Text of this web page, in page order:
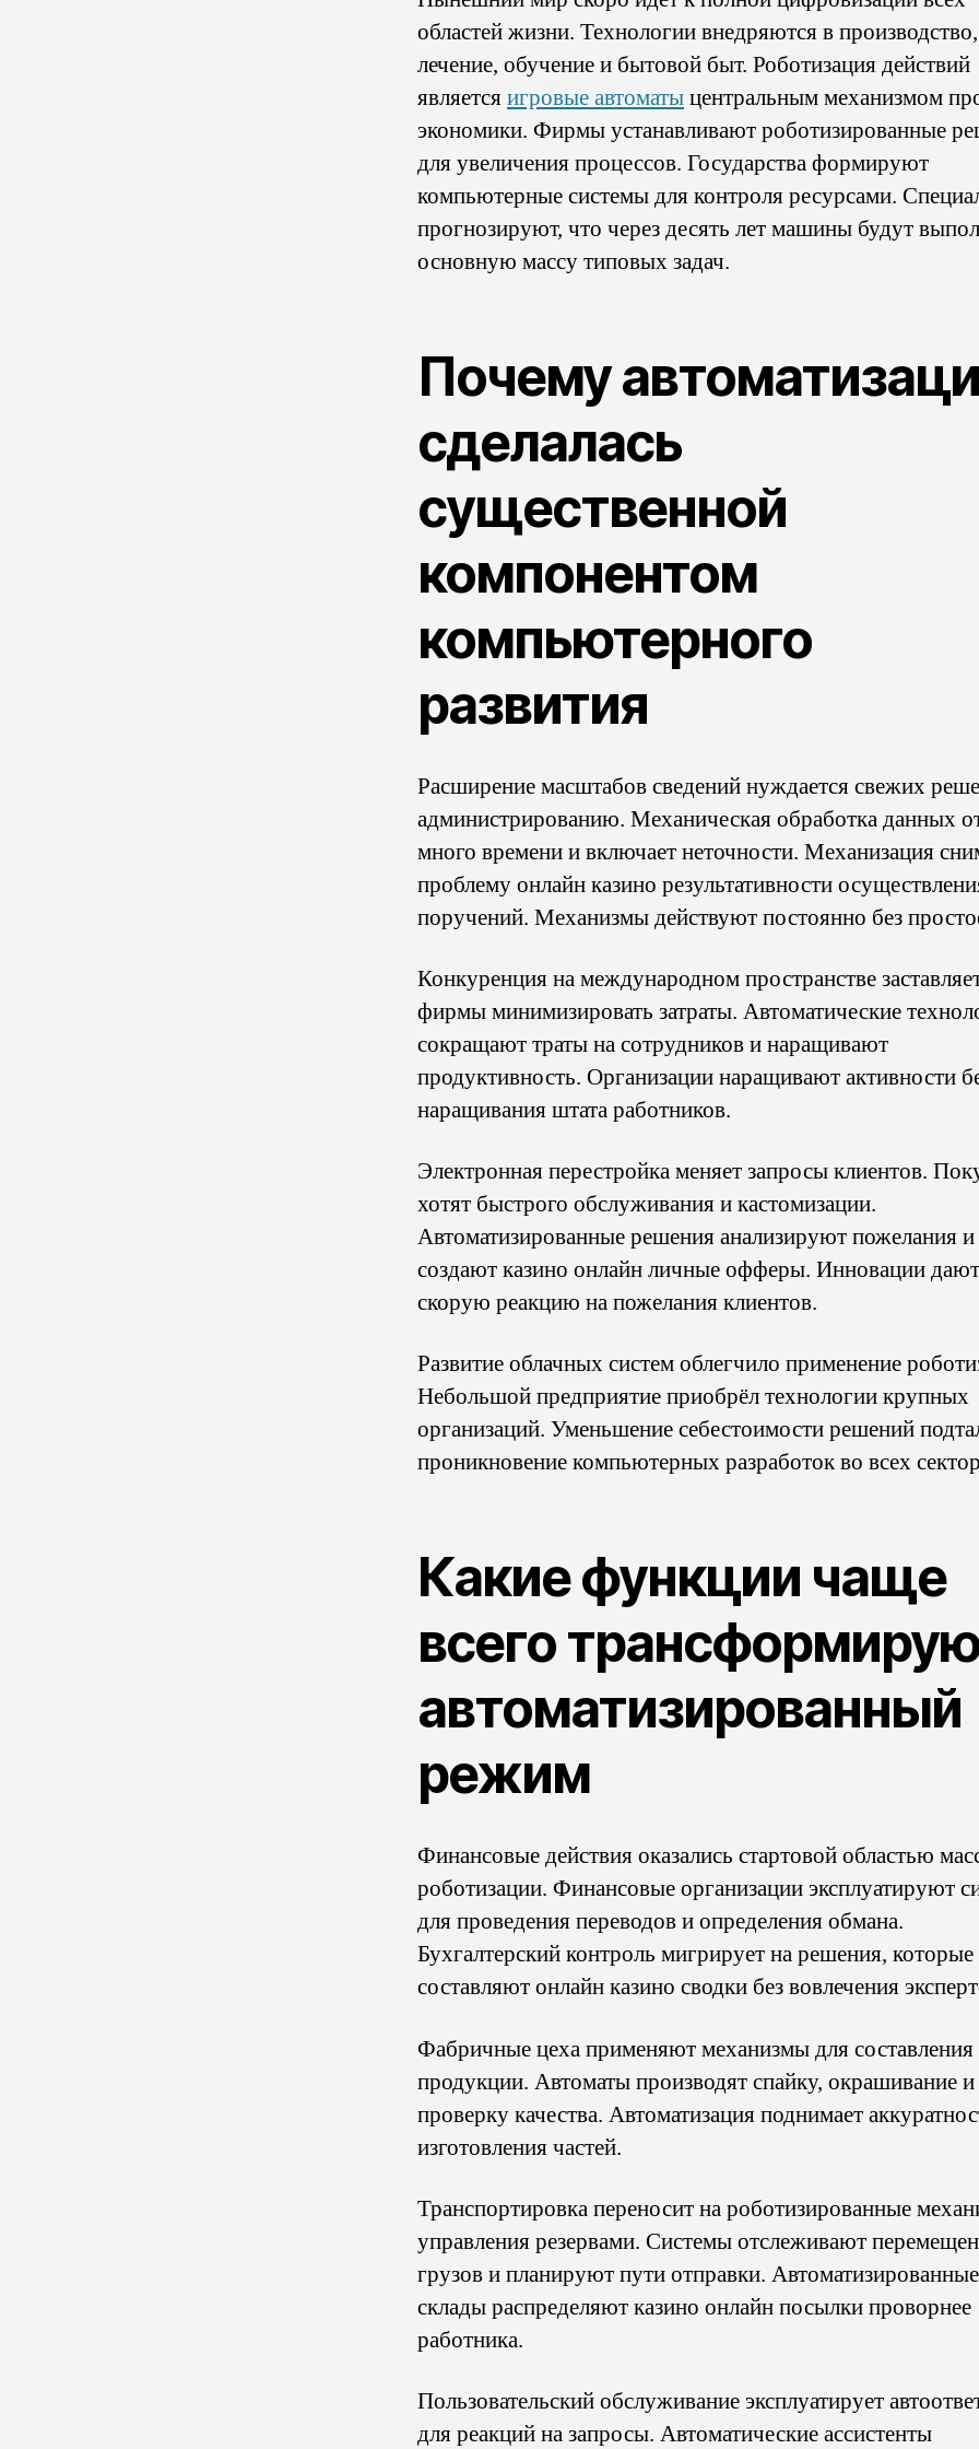
областей жизни. Технологии внедряются в производство,
лечение, обучение и бытовой быт. Роботизация действий
являетсяигровые автоматыцентральным механизмом
экономики. Фирмы устанавливают роботизированные
для увеличения процессов. Государства формируют
компьютерные системы для контроля ресурсами.
прогнозируют, что через десять лет машины будут
основную массу типовых задач.
Почему
сделалась
существенной
компонентом
компьютерного
развития
Расширение масштабов сведений нуждается свежих
администрированию. Механическая обработка данных
много времени и включает неточности. Механизация
проблему онлайн казино результативности
поручений. Механизмы действуют постоянно без
Конкуренция на международном пространстве
фирмы минимизировать затраты. Автоматические
сокращают траты на сотрудников и наращивают
продуктивность. Организации наращивают активности
наращивания штата работников.
Электронная перестройка меняет запросы клиентов.
хотят быстрого обслуживания и кастомизации.
Автоматизированные решения анализируют пожелания и
создают казино онлайн личные офферы. Инновации дают
скорую реакцию на пожелания клиентов.
Развитие облачных систем облегчило применение
Небольшой предприятие приобрёл технологии крупных
организаций. Уменьшение себестоимости решений
проникновение компьютерных разработок во всех
Какие функции чаще
всего
автоматизированный
режим
Финансовые действия оказались стартовой областью
роботизации. Финансовые организации эксплуатируют
для проведения переводов и определения обмана.
Бухгалтерский контроль мигрирует на решения, которые
составляют онлайн казино сводки без вовлечения
Фабричные цеха применяют механизмы для составления
продукции. Автоматы производят спайку, окрашивание и
проверку качества. Автоматизация поднимает
изготовления частей.
Транспортировка переносит на роботизированные
управления резервами. Системы отслеживают
грузов и планируют пути отправки. Автоматизированные
склады распределяют казино онлайн посылки проворнее
работника.
Пользовательский обслуживание эксплуатирует
для реакций на запросы. Автоматические ассистенты